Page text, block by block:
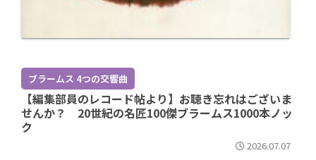
ブラームス 4つの交響曲
【編集部員のレコード帖より】お聴き忘れはございま
せんか？ 20世紀の名匠100傑ブラームス1000本ノッ
ク
2026.07.07